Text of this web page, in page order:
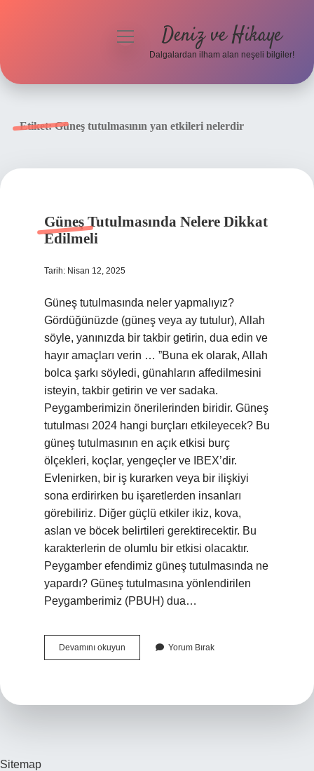
menüyü
Deniz ve Hikaye
Dalgalardan ilham alan neşeli bilgiler!
Etiket:Güneş tutulmasının yan etkileri nelerdir
Güneş Tutulmasında Nelere Dikkat
Edilmeli
Tarih: Nisan 12, 2025
Güneş tutulmasında neler yapmalıyız?
Gördüğünüzde (güneş veya ay tutulur), Allah
söyle, yanınızda bir takbir getirin, dua edin ve
hayır amaçları verin … ”Buna ek olarak, Allah
bolca şarkı söyledi, günahların affedilmesini
isteyin, takbir getirin ve ver sadaka.
Peygamberimizin önerilerinden biridir. Güneş
tutulması 2024 hangi burçları etkileyecek? Bu
güneş tutulmasının en açık etkisi burç
ölçekleri, koçlar, yengeçler ve IBEX’dir.
Evlenirken, bir iş kurarken veya bir ilişkiyi
sona erdirirken bu işaretlerden insanları
görebiliriz. Diğer güçlü etkiler ikiz, kova,
aslan ve böcek belirtileri gerektirecektir. Bu
karakterlerin de olumlu bir etkisi olacaktır.
Peygamber efendimiz güneş tutulmasında ne
yapardı? Güneş tutulmasına yönlendirilen
Peygamberimiz (PBUH) dua…
Devamını okuyun
Tutulmasında
Yorum Bırak
Sitemap